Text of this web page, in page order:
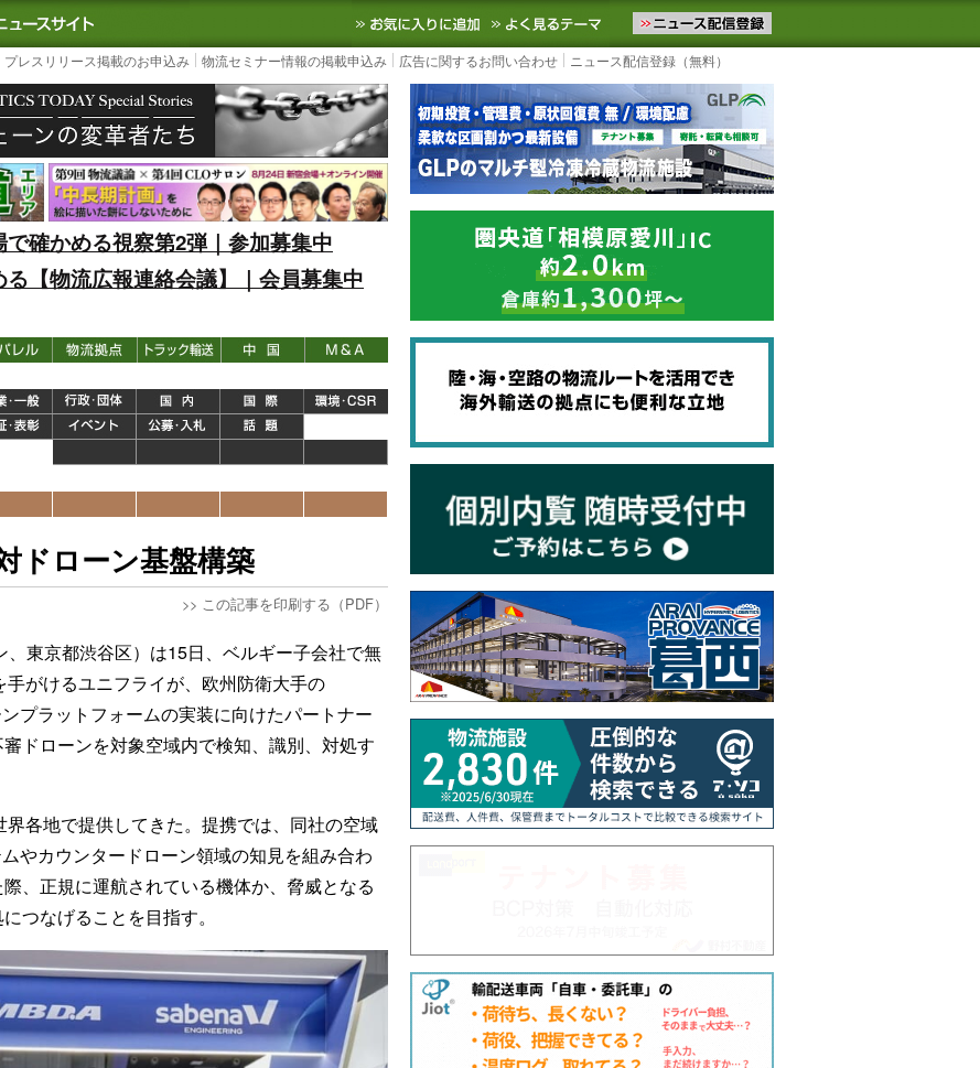
｜国内最大の物流ニュースサイト3PL, SCMなど国内外の最新の物流ニュースをお届けします。物流ニュースメール配信を登録す
お気に入りに追加 よく見るテーマ
レスリリース掲載のお申込み 物流セミナー情報の掲載申込み 広告に関するお問い合わせ ニュース配信登録（無料）
確かめる視察第2弾｜参加募集中
【物流広報連絡会議】｜会員募集中
ドローン基盤構築
>> この記事を印刷する（PDF）
、東京都渋谷区）は15日、ベルギー子会社で無
がけるユニフライが、欧州防衛大手の
プラットフォームの実装に向けたパートナー
ドローンを対象空域内で検知、識別、対処す
各地で提供してきた。提携では、同社の空域
やカウンタードローン領域の知見を組み合わ
、正規に運航されている機体か、脅威となる
つなげることを目指す。